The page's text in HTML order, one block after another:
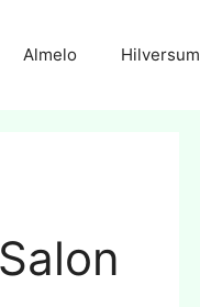
Almelo Hilversum